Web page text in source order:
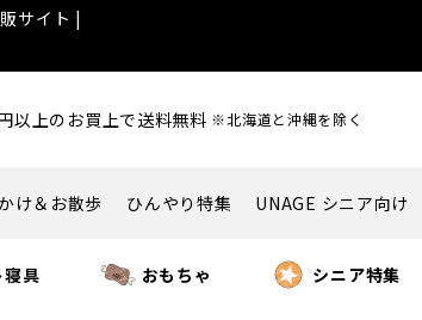
サイト |
以上のお買上で送料無料 ※北海道と沖縄を除く
け＆お散歩 ひんやり特集 UNAGE シニア向け
寝具 おもちゃ シニア特集